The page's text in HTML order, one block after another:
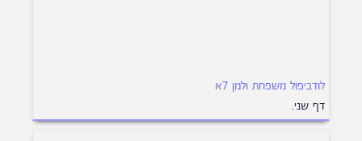
לודביפול משפחת ולמן 7א
דף שני.